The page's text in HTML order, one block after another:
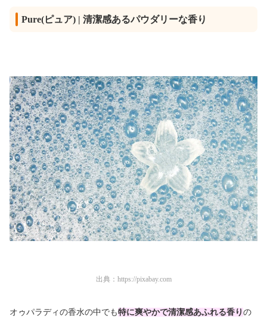
Pure(ピュア) | 清潔感あるパウダリーな香り
出典： https://pixabay.com
オゥパラディの香水の中でも特に爽やかで清潔感あふれる香り の